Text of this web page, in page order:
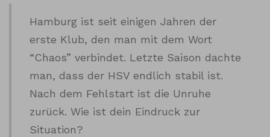
Hamburg ist seit einigen Jahren der
erste Klub, den man mit dem Wort
“Chaos” verbindet. Letzte Saison dachte
man, dass der HSV endlich stabil ist.
Nach dem Fehlstart ist die Unruhe
zurück. Wie ist dein Eindruck zur
Situation?